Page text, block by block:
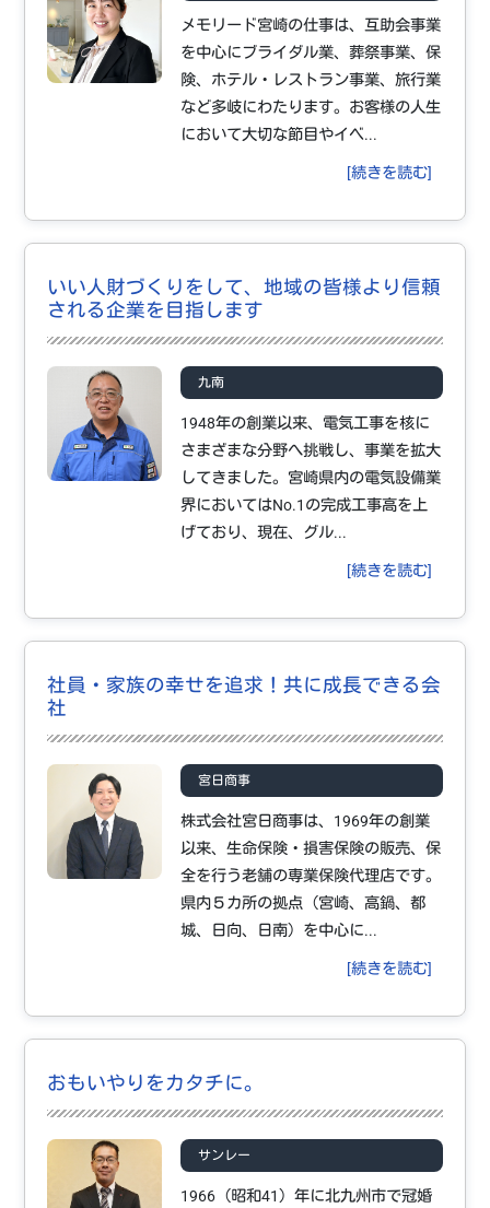
メモリード宮崎の仕事は、互助会事業
を中心にブライダル業、葬祭事業、保
険、ホテル・レストラン事業、旅行業
など多岐にわたります。お客様の人生
において大切な節目やイベ...
[続きを読む]
いい人財づくりをして、地域の皆様より信頼
される企業を目指します
九南
1948年の創業以来、電気工事を核に
さまざまな分野へ挑戦し、事業を拡大
してきました。宮崎県内の電気設備業
界においてはNo.1の完成工事高を上
げており、現在、グル...
[続きを読む]
社員・家族の幸せを追求！共に成長できる会
社
宮日商事
株式会社宮日商事は、1969年の創業
以来、生命保険・損害保険の販売、保
全を行う老舗の専業保険代理店です。
県内５カ所の拠点（宮崎、高鍋、都
城、日向、日南）を中心に...
[続きを読む]
おもいやりをカタチに。
サンレー
1966（昭和41）年に北九州市で冠婚